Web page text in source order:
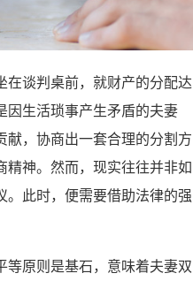
谈判桌前，就财产的分配达
因生活琐事产生矛盾的夫妻
，协商出一套合理的分割方
神。然而，现实往往并非如
。此时，便需要借助法律的强
原则是基石，意味着夫妻双